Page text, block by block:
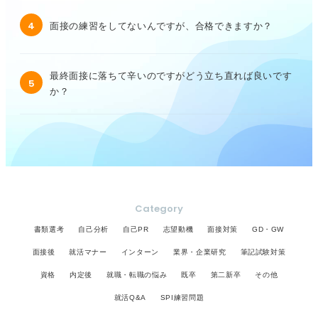
4 面接の練習をしてないんですが、合格できますか？
5
最終面接に落ちて辛いのですがどう立ち直れば良いです
か？
Category
書類選考 自己分析 自己PR 志望動機 面接対策 GD・GW
面接後 就活マナー インターン 業界・企業研究 筆記試験対策
資格 内定後 就職・転職の悩み 既卒 第二新卒 その他
就活Q&A SPI練習問題